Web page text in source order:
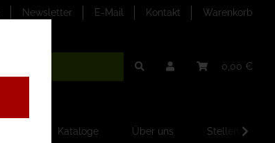
Newsletter E-Mail Kontakt Warenkorb
0,00 €
Kataloge Über uns